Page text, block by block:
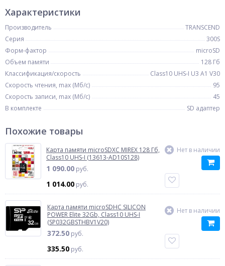
Характеристики
Производитель
TRANSCEND
Серия
300S
Форм-фактор
microSD
Объем памяти
128 Гб
Классификация/скорость
Class10 UHS-I U3 A1 V30
Скорость чтения, max (Мб/с)
95
Скорость записи, max (Мб/с)
45
В комплекте
SD адаптер
Похожие товары
Карта памяти microSDXC MIREX 128 Гб,
Class10 UHS-I (13613-AD10S128)
1 090.00 руб.
1 014.00 руб.
Нет в наличии
Карта памяти microSDHC SILICON
POWER Elite 32Gb, Class10 UHS-I
(SP032GBSTHBV1V20)
372.50 руб.
335.50 руб.
Нет в наличии